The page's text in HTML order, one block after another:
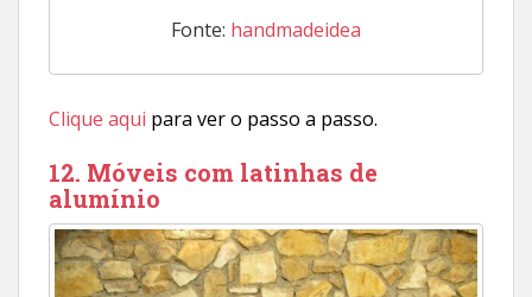
Fonte: handmadeidea
Clique aqui para ver o passo a passo.
12. Móveis com latinhas de
alumínio